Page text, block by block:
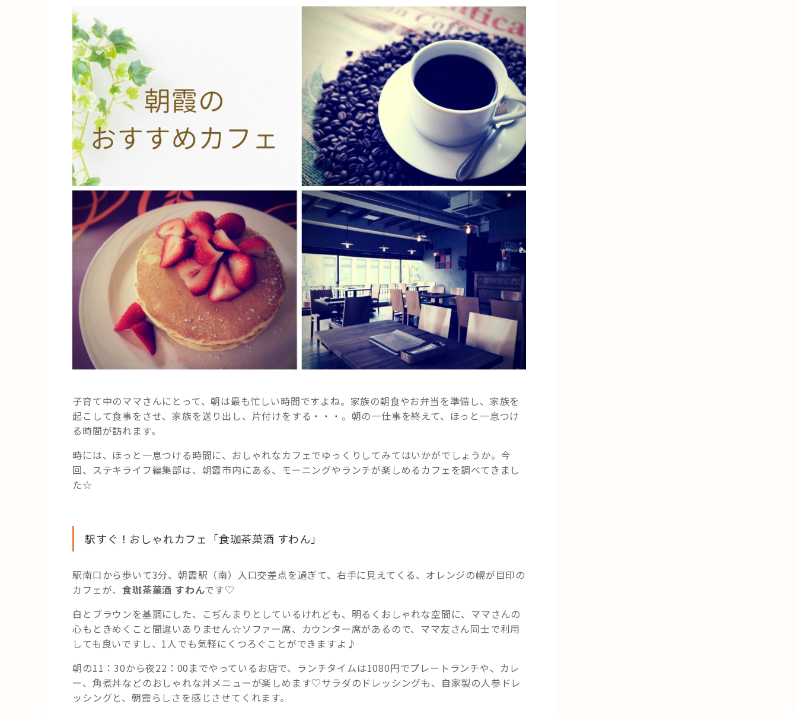
た
い
朝
霞
の
カ
フ
ェ”
の
子育て中のママさんにとって、朝は最も忙しい時間ですよね。家族の朝食やお弁当を準備し、家族を
起こして食事をさせ、家族を送り出し、片付けをする・・・。朝の一仕事を終えて、ほっと一息つけ
る時間が訪れます。
時には、ほっと一息つける時間に、おしゃれなカフェでゆっくりしてみてはいかがでしょうか。今
回、ステキライフ編集部は、朝霞市内にある、モーニングやランチが楽しめるカフェを調べてきまし
た☆
駅すぐ！おしゃれカフェ「食珈茶菓酒 すわん」
駅南口から歩いて3分、朝霞駅（南）入口交差点を過ぎて、右手に見えてくる、オレンジの幌が目印の
カフェが、食珈茶菓酒 すわんです♡
白とブラウンを基調にした、こぢんまりとしているけれども、明るくおしゃれな空間に、ママさんの
心もときめくこと間違いありません☆ソファー席、カウンター席があるので、ママ友さん同士で利用
しても良いですし、1人でも気軽にくつろぐことができますよ♪
朝の11：30から夜22：00までやっているお店で、ランチタイムは1080円でプレートランチや、カレ
ー、角煮丼などのおしゃれな丼メニューが楽しめます♡サラダのドレッシングも、自家製の人参ドレ
ッシングと、朝霞らしさを感じさせてくれます。